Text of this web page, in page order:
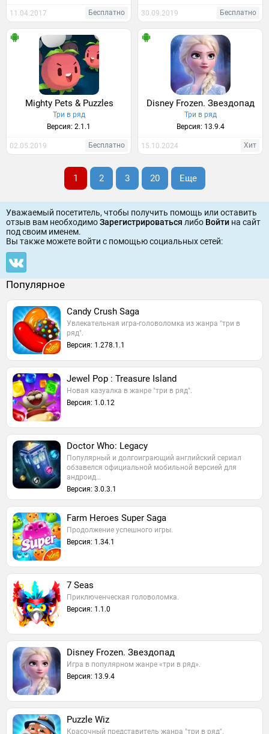
11.04.2017 Бесплатно 30.09.2019 Бесплатно
Mighty Pets & Puzzles
Три в ряд
Версия: 2.1.1
02.05.2019 Бесплатно
Disney Frozen. Звездопад
Три в ряд
Версия: 13.9.4
15.10.2024 Хит
1 2 3 20 Еще
Уважаемый посетитель, чтобы получить помощь или оставить
отзыв вам необходимоЗарегистрироваться либо Войти на сайт
под своим именем.
Вы также можете войти c помощью социальных сетей:
Популярное
Candy Crush Saga
Увлекательная игра-головоломка из жанра "три в
ряд".
Версия: 1.278.1.1
Jewel Pop : Treasure Island
Новая казуалка в жанре "три в ряд".
Версия: 1.0.12
Doctor Who: Legacy
Популярный и долгоиграющий английский сериал
обзавелся официальной мобильной версией для
андроид…
Версия: 3.0.3.1
Farm Heroes Super Saga
Продолжение успешного игры.
Версия: 1.34.1
7 Seas
Приключенческая головоломка.
Версия: 1.1.0
Disney Frozen. Звездопад
Игра в популярном жанре «три в ряд».
Версия: 13.9.4
Puzzle Wiz
Красочный представитель жанра "три в ряд".